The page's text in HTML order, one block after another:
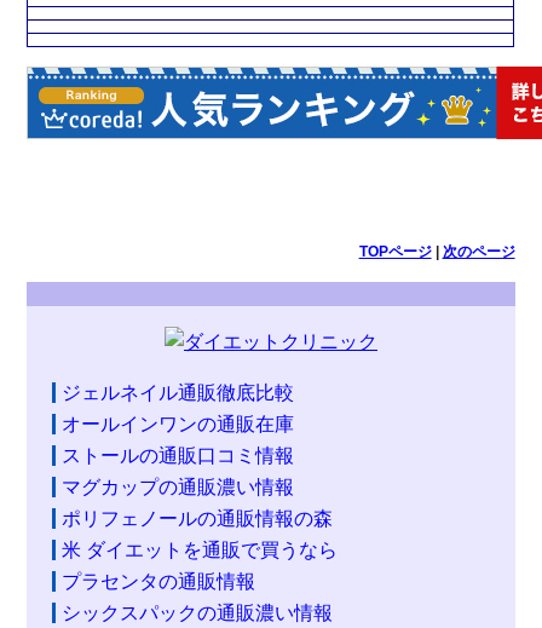
TOPページ| 次のページ
ジェルネイル通販徹底比較
オールインワンの通販在庫
ストールの通販口コミ情報
マグカップの通販濃い情報
ポリフェノールの通販情報の森
米 ダイエットを通販で買うなら
プラセンタの通販情報
シックスパックの通販濃い情報